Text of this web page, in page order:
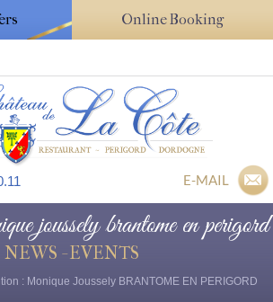
Online Booking
E-MAIL
joussely brantome en perigord
NEWS - EVENTS
: Monique Joussely BRANTOME EN PERIGORD